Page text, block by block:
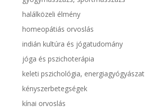
halálközeli élmény
homeopátiás orvoslás
indián kultúra és jógatudomány
jóga és pszichoterápia
keleti pszichológia, energiagyógyászat
kényszerbetegségek
kínai orvoslás